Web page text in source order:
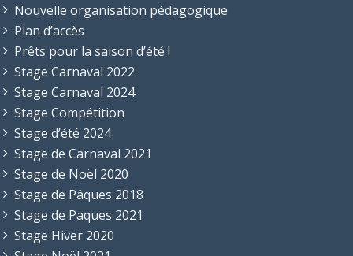
Nouvelle organisation pédagogique
Plan d’accès
Prêts pour la saison d’été !
Stage Carnaval 2022
Stage Carnaval 2024
Stage Compétition
Stage d’été 2024
Stage de Carnaval 2021
Stage de Noël 2020
Stage de Pâques 2018
Stage de Paques 2021
Stage Hiver 2020